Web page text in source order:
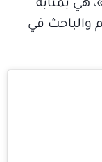
هي بمثابة
والباحث في